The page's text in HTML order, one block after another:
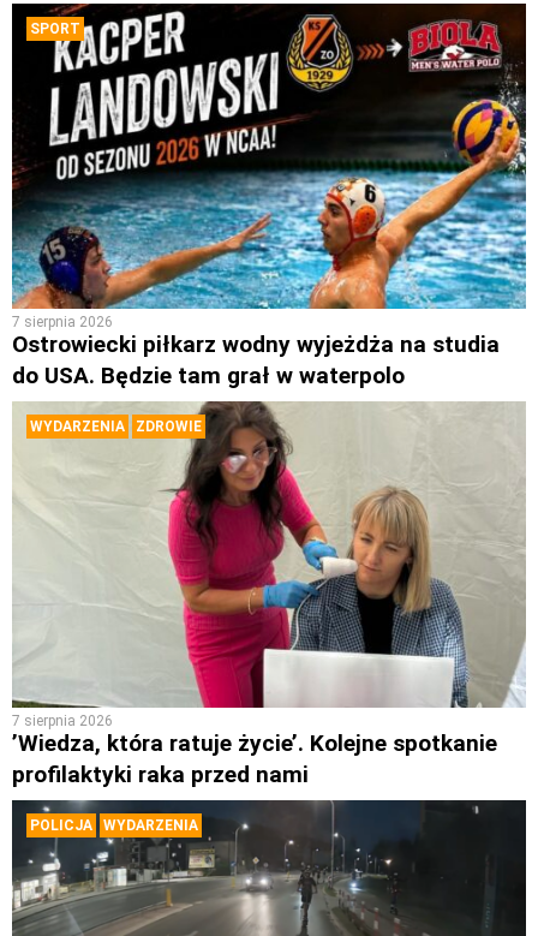
SPORT
7 sierpnia 2026
Ostrowiecki piłkarz wodny wyjeżdża na studia
do USA. Będzie tam grał w waterpolo
WYDARZENIA ZDROWIE
7 sierpnia 2026
’Wiedza, która ratuje życie’. Kolejne spotkanie
profilaktyki raka przed nami
POLICJA WYDARZENIA